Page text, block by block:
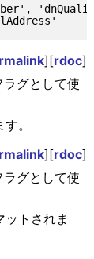
][rdoc]
グとして使
。
][rdoc]
グとして使
トされま